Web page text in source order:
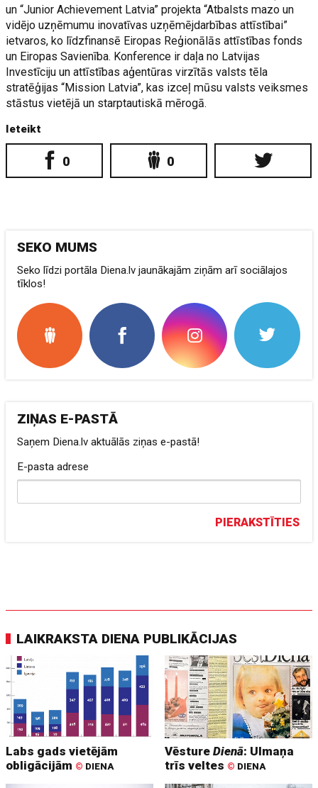
un “Junior Achievement Latvia” projekta “Atbalsts mazo un
vidējo uzņēmumu inovatīvas uzņēmējdarbības attīstībai”
ietvaros, ko līdzfinansē Eiropas Reģionālās attīstības fonds
un Eiropas Savienība. Konference ir daļa no Latvijas
Investīciju un attīstības aģentūras virzītās valsts tēla
stratēģijas “Mission Latvia”, kas izceļ mūsu valsts veiksmes
stāstus vietējā un starptautiskā mērogā.
Ieteikt
0 0
SEKO MUMS
Seko līdzi portāla Diena.lv jaunākajām ziņām arī sociālajos
tīklos!
ZIŅAS E-PASTĀ
Saņem Diena.lv aktuālās ziņas e-pastā!
E-pasta adrese
PIERAKSTĪTIES
LAIKRAKSTA DIENA PUBLIKĀCIJAS
Labs gads vietējām
obligācijām © DIENA
VēstureDienā: Ulmaņa
trīs veltes © DIENA